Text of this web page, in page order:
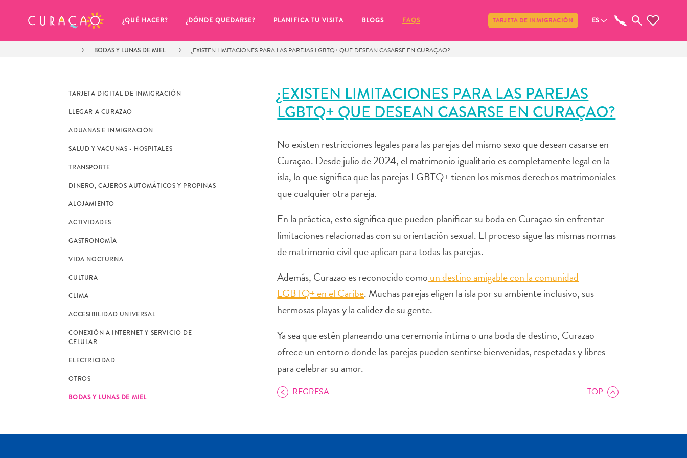
¿QUÉ HACER? ¿DÓNDE QUEDARSE? PLANIFICA TU VISITA BLOGS FAQS TARJETA DE INMIGRACIÓN ES
BODAS Y LUNAS DE MIEL ¿EXISTEN LIMITACIONES PARA LAS PAREJAS LGBTQ+ QUE DESEAN CASARSE EN CURAÇAO?
TARJETA DIGITAL DE INMIGRACIÓN
LLEGAR A CURAZAO
ADUANAS E INMIGRACIÓN
SALUD Y VACUNAS - HOSPITALES
TRANSPORTE
DINERO, CAJEROS AUTOMÁTICOS Y PROPINAS
ALOJAMIENTO
ACTIVIDADES
GASTRONOMÍA
VIDA NOCTURNA
CULTURA
CLIMA
ACCESIBILIDAD UNIVERSAL
CONEXIÓN A INTERNET Y SERVICIO DE
CELULAR
ELECTRICIDAD
OTROS
BODAS Y LUNAS DE MIEL
¿EXISTEN LIMITACIONES PARA LAS PAREJAS
LGBTQ+ QUE DESEAN CASARSE EN CURAÇAO?
No existen restricciones legales para las parejas del mismo sexo que desean casarse en
Curaçao. Desde julio de 2024, el matrimonio igualitario es completamente legal en la
isla, lo que significa que las parejas LGBTQ+ tienen los mismos derechos matrimoniales
que cualquier otra pareja.
En la práctica, esto significa que pueden planificar su boda en Curaçao sin enfrentar
limitaciones relacionadas con su orientación sexual. El proceso sigue las mismas normas
de matrimonio civil que aplican para todas las parejas.
Además, Curazao es reconocido comoun destino amigable con la comunidad
LGBTQ+ en el Caribe. Muchas parejas eligen la isla por su ambiente inclusivo, sus
hermosas playas y la calidez de su gente.
Ya sea que estén planeando una ceremonia íntima o una boda de destino, Curazao
ofrece un entorno donde las parejas pueden sentirse bienvenidas, respetadas y libres
para celebrar su amor.
TOP
REGRESA
MIS FAVORITOS Compartir
Parece que no has guardado
Cuando quiera guardar algo para más tarde, asegúrese de hacer clic en el